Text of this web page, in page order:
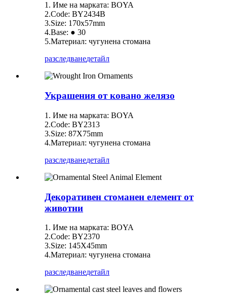
1. Име на марката: BOYA
2.Code: BY2434B
3.Size: 170x57mm
4.Base: ● 30
5.Материал: чугунена стомана
разследванедетайл
Украшения от ковано желязо
1. Име на марката: BOYA
2.Code: BY2313
3.Size: 87X75mm
4.Материал: чугунена стомана
разследванедетайл
Декоративен стоманен елемент от
животни
1. Име на марката: BOYA
2.Code: BY2370
3.Size: 145X45mm
4.Материал: чугунена стомана
разследванедетайл